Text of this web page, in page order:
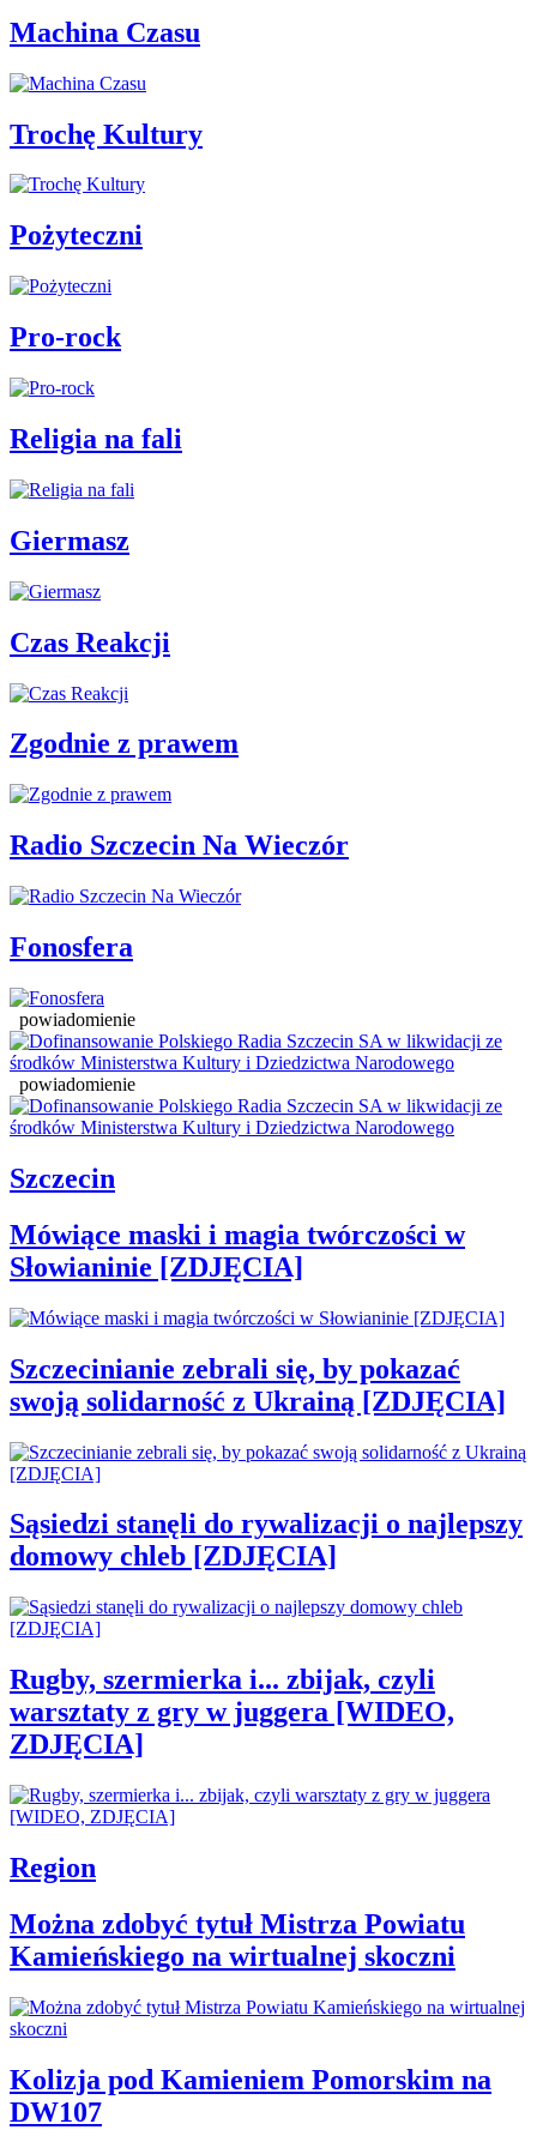
Machina Czasu
Trochę Kultury
Pożyteczni
Pro-rock
Religia na fali
Giermasz
Czas Reakcji
Zgodnie z prawem
Radio Szczecin Na Wieczór
Fonosfera
powiadomienie
powiadomienie
Szczecin
Mówiące maski i magia twórczości w
Słowianinie [ZDJĘCIA]
Szczecinianie zebrali się, by pokazać
swoją solidarność z Ukrainą [ZDJĘCIA]
Sąsiedzi stanęli do rywalizacji o najlepszy
domowy chleb [ZDJĘCIA]
Rugby, szermierka i... zbijak, czyli
warsztaty z gry w juggera [WIDEO,
ZDJĘCIA]
Region
Można zdobyć tytuł Mistrza Powiatu
Kamieńskiego na wirtualnej skoczni
Kolizja pod Kamieniem Pomorskim na
DW107